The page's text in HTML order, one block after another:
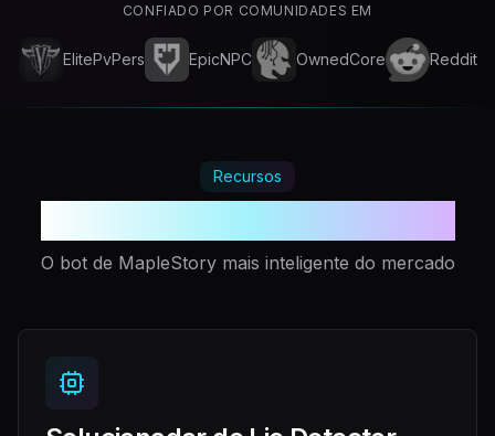
CONFIADO POR COMUNIDADES EM
ElitePvPers EpicNPC OwnedCore Reddit
Recursos
O bot de MapleStory mais inteligente do mercado